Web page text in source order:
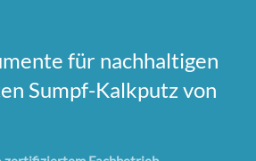
für nachhaltigen
Sumpf-Kalkputz von